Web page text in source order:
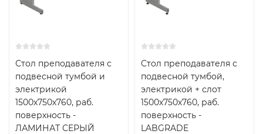
Стол преподавателя с
подвесной тумбой и
электрикой
1500х750х760, раб.
поверхность -
ЛАМИНАТ СЕРЫЙ
Стол преподавателя с
подвесной тумбой,
электрикой + слот
1500х750х760, раб.
поверхность -
LABGRADE